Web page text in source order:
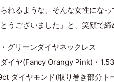
れるような、そんな女性にな
うございました」と、笑顔で締
グリーンダイヤネックレス
ダイヤ(Fancy Orangy Pink)・
ダイヤモンド(取り巻き部分ト